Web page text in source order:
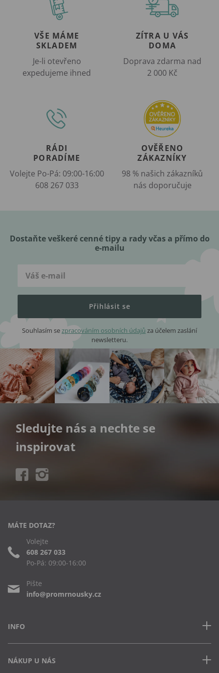
VŠE MÁME
SKLADEM
Je-li otevřeno
expedujeme ihned
ZÍTRA U VÁS
DOMA
Doprava zdarma nad
2 000 Kč
RÁDI
PORADÍME
Volejte Po-Pá: 09:00-16:00
608 267 033
OVĚŘENO
ZÁKAZNÍKY
98 % našich zákazníků
nás doporučuje
Dostaňte veškeré cenné tipy a rady včas a přímo do
e-mailu
Přihlásit se
Souhlasím se zpracováním osobních údajů za účelem zaslání
newsletteru.
Sledujte nás a nechte se
inspirovat
INFO
Často kladené dotazy
NÁKUP U NÁS
MÁTE DOTAZ?
Volejte
608 267 033
Po-Pá: 09:00-16:00
Pište
info@promrnousky.cz